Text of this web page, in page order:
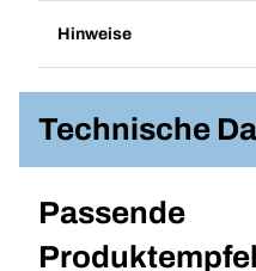
Hinweise
Technische
Passende